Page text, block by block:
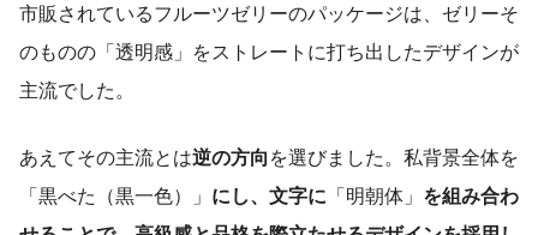
市販されているフルーツゼリーのパッケージは、ゼリーそ
のものの「透明感」をストレートに打ち出したデザインが
主流でした。
あえてその主流とは逆の方向 を選びました。私背景全体を
「黒べた（黒一色）」 にし、文字に 「明朝体」 を組み合わ